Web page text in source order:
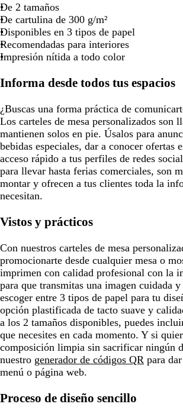
De 2 tamaños
De cartulina de 300 g/m²
Disponibles en 3 tipos de papel
Recomendadas para interiores
Impresión nítida a todo color
Informa desde todos tus espacios
¿Buscas una forma práctica de
Los carteles de mesa personalizados son
mantienen solos en pie. Úsalos para
bebidas especiales, dar a conocer ofertas
acceso rápido a tus perfiles de redes
para llevar hasta ferias comerciales, son
montar y ofrecen a tus clientes toda la
necesitan.
Vistos y prácticos
Con nuestros carteles de mesa
promocionarte desde cualquier mesa o
imprimen con calidad profesional con la
para que transmitas una imagen cuidada
escoger entre 3 tipos de papel para tu
opción plastificada de tacto suave y
a los 2 tamaños disponibles, puedes
que necesites en cada momento. Y si
composición limpia sin sacrificar ningún
nuestro generador de códigos QR para
menú o página web.
Proceso de diseño sencillo